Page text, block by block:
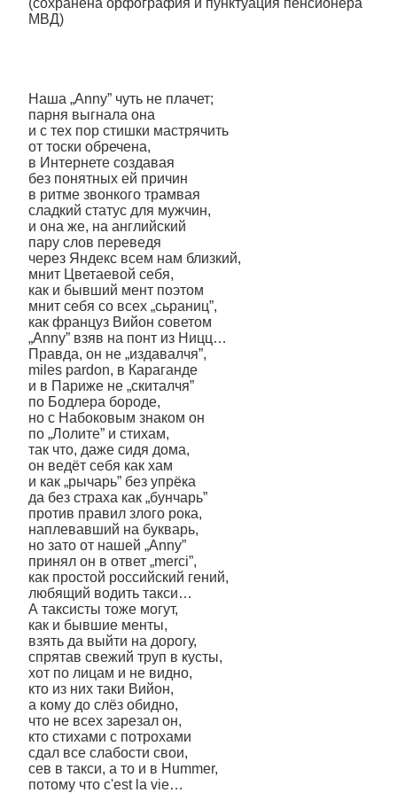
(сохранена орфография и пунктуация пенсионера
МВД)
Наша „Anny” чуть не плачет;
парня выгнала она
и с тех пор стишки мастрячить
от тоски обречена,
в Интернете создавая
без понятных ей причин
в ритме звонкого трамвая
сладкий статус для мужчин,
и она же, на английский
пару слов переведя
через Яндекс всем нам близкий,
мнит Цветаевой себя,
как и бывший мент поэтом
мнит себя со всех „сьраниц”,
как француз Вийон советом
„Anny” взяв на понт из Ницц…
Правда, он не „издавалчя”,
miles pardon, в Караганде
и в Париже не „скиталчя”
по Бодлера бороде,
но с Набоковым знаком он
по „Лолите” и стихам,
так что, даже сидя дома,
он ведёт себя как хам
и как „рычарь” без упрёка
да без страха как „бунчарь”
против правил злого рока,
наплевавший на букварь,
но зато от нашей „Anny”
принял он в ответ „merci”,
как простой российский гений,
любящий водить такси…
А таксисты тоже могут,
как и бывшие менты,
взять да выйти на дорогу,
спрятав свежий труп в кусты,
хот по лицам и не видно,
кто из них таки Вийон,
а кому до слёз обидно,
что не всех зарезал он,
кто стихами с потрохами
сдал все слабости свои,
сев в такси, а то и в Hummer,
потому что c'est la vie…